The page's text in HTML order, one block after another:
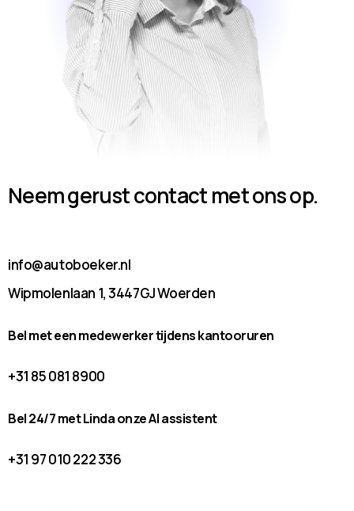
Neem gerust contact met ons op.
info@autoboeker.nl
Wipmolenlaan 1, 3447GJ Woerden
Bel met een medewerker tijdens kantooruren
+31 85 081 8900
Bel 24/7 met Linda onze AI assistent
+31 97 010 222 336